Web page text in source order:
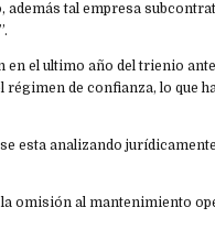
tal empresa
el ultimo año del trienio
régimen de confianza, lo que
esta analizando
omisión al mantenimiento